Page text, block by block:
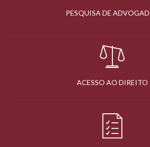
PESQUISA DE
ACESSO AO DIREITO